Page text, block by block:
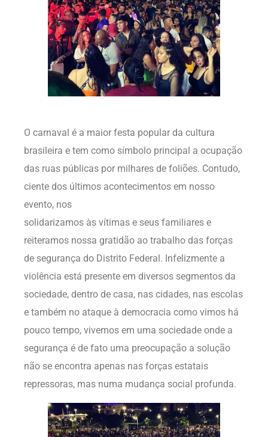
O carnaval é a maior festa popular da cultura
brasileira e tem como símbolo principal a ocupação
das ruas públicas por milhares de foliões. Contudo,
ciente dos últimos acontecimentos em nosso
evento, nos
solidarizamos às vítimas e seus familiares e
reiteramos nossa gratidão ao trabalho das forças
de segurança do Distrito Federal. Infelizmente a
violência está presente em diversos segmentos da
sociedade, dentro de casa, nas cidades, nas escolas
e também no ataque à democracia como vimos há
pouco tempo, vivemos em uma sociedade onde a
segurança é de fato uma preocupação a solução
não se encontra apenas nas forças estatais
repressoras, mas numa mudança social profunda.